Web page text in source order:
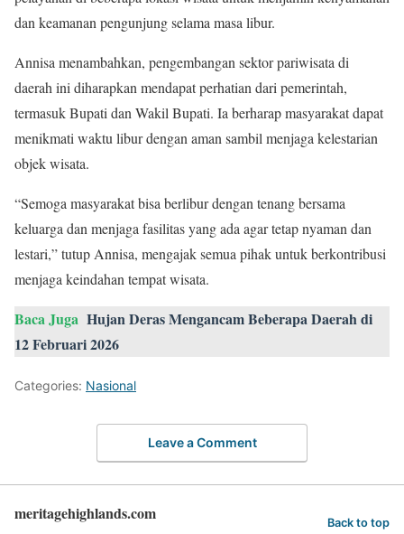
dan keamanan pengunjung selama masa libur.
Annisa menambahkan, pengembangan sektor pariwisata di
daerah ini diharapkan mendapat perhatian dari pemerintah,
termasuk Bupati dan Wakil Bupati. Ia berharap masyarakat dapat
menikmati waktu libur dengan aman sambil menjaga kelestarian
objek wisata.
“Semoga masyarakat bisa berlibur dengan tenang bersama
keluarga dan menjaga fasilitas yang ada agar tetap nyaman dan
lestari,” tutup Annisa, mengajak semua pihak untuk berkontribusi
menjaga keindahan tempat wisata.
Baca Juga Hujan Deras Mengancam Beberapa Daerah di
12 Februari 2026
Categories: Nasional
Leave a Comment
meritagehighlands.com Back to top